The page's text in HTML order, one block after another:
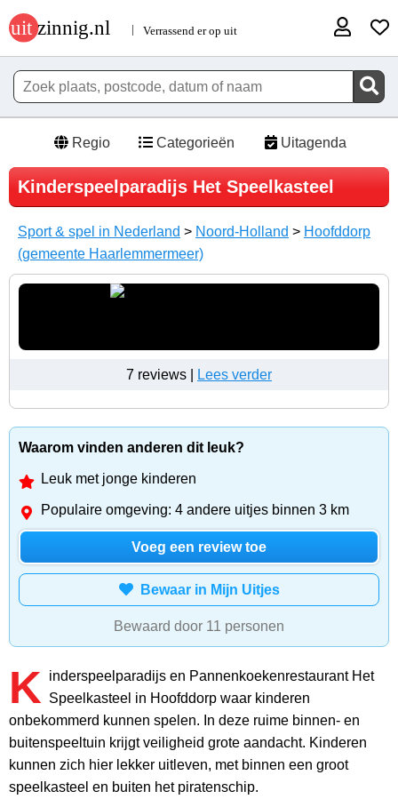
Regio Categorieën Uitagenda
Kinderspeelparadijs Het Speelkasteel
Sport & spel in Nederland > Noord-Holland > Hoofddorp
(gemeente Haarlemmermeer)
7 reviews | Lees verder
Waarom vinden anderen dit leuk?
Leuk met jonge kinderen
Populaire omgeving: 4 andere uitjes binnen 3 km
Voeg een review toe
Bewaar in Mijn Uitjes
Bewaard door 11 personen
K inderspeelparadijs en Pannenkoekenrestaurant Het
Speelkasteel in Hoofddorp waar kinderen
onbekommerd kunnen spelen. In deze ruime binnen- en
buitenspeeltuin krijgt veiligheid grote aandacht. Kinderen
kunnen zich hier lekker uitleven, met binnen een groot
speelkasteel en buiten het piratenschip.